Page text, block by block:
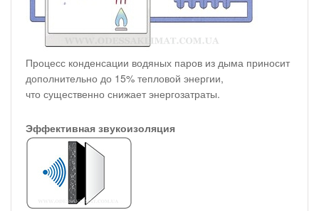
Процесс конденсации водяных паров из дыма приносит
дополнительно до 15% тепловой энергии,
что существенно снижает энергозатраты.
Эффективная звукоизоляция